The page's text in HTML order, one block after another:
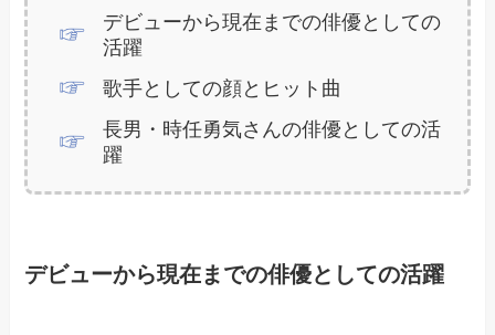
デビューから現在までの俳優としての
活躍
歌手としての顔とヒット曲
長男・時任勇気さんの俳優としての活
躍
デビューから現在までの俳優としての活躍